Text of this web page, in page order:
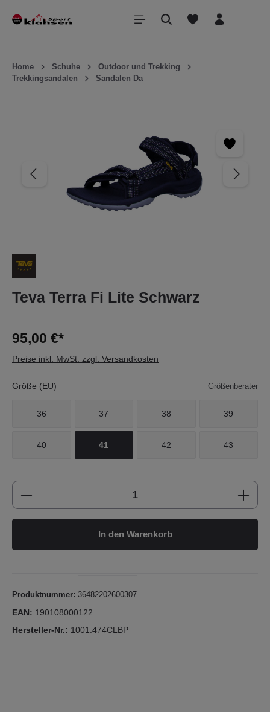
springen
Home Schuhe
Outdoor und Trekking
Trekkingsandalen
Sandalen Da
Teva Terra Fi Lite Schwarz
95,00 €*
Preise inkl. MwSt. zzgl. Versandkosten
Größe (EU) Größenberater
36 37 38 39
40 41 42 43
Produkt Anzahl: Gib den gewünschten
In den Warenkorb
Produktnummer: 36482202600307
EAN: 190108000122
Hersteller-Nr.: 1001.474CLBP